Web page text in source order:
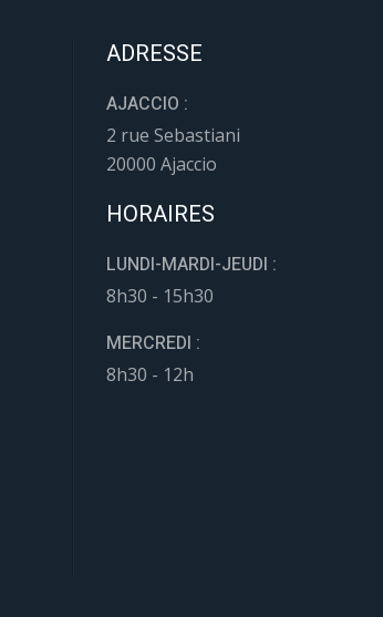
ADRESSE
AJACCIO :
2 rue Sebastiani
20000 Ajaccio
HORAIRES
LUNDI-MARDI-JEUDI :
8h30 - 15h30
MERCREDI :
8h30 - 12h